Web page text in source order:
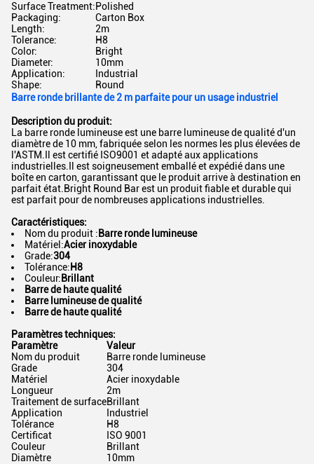
Surface Treatment:Polished
Packaging:
Carton Box
Length:
2m
Tolerance:
H8
Color:
Bright
Diameter:
10mm
Application:
Industrial
Shape:
Round
Barre ronde brillante de 2 m parfaite pour un usage industriel
Description du produit:
La barre ronde lumineuse est une barre lumineuse de qualité d'un
diamètre de 10 mm, fabriquée selon les normes les plus élevées de
l'ASTM.Il est certifié ISO9001 et adapté aux applications
industrielles.Il est soigneusement emballé et expédié dans une
boîte en carton, garantissant que le produit arrive à destination en
parfait état.Bright Round Bar est un produit fiable et durable qui
est parfait pour de nombreuses applications industrielles.
Caractéristiques:
Nom du produit : Barre ronde lumineuse
Matériel:Acier inoxydable
Grade:304
Tolérance: H8
Couleur: Brillant
Barre de haute qualité
Barre lumineuse de qualité
Barre de haute qualité
Paramètres techniques:
Paramètre
Valeur
Nom du produit
Barre ronde lumineuse
Grade
304
Matériel
Acier inoxydable
Longueur
2m
Traitement de surfaceBrillant
Application
Industriel
Tolérance
H8
Certificat
ISO 9001
Couleur
Brillant
Diamètre
10mm